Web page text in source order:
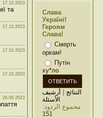
17.10.2023
та
17.10.2023
17.10.2023
17.10.2023
29.09.2023
Слава
Україні!
Героям
Слава!
Смерть
оркам!
Путін
ху*ло
النتائج | أرشيف
الأسئلة
مجموع الردود:
151